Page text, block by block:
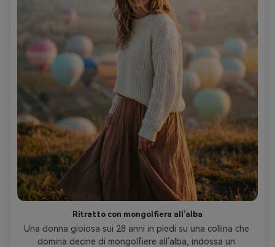
Ritratto con mongolfiera all’alba
Una donna gioiosa sui 28 anni in piedi su una collina che
domina decine di mongolfiere all’alba, indossa un